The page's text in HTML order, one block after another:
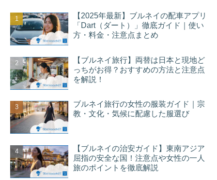
【2025年最新】ブルネイの配車アプリ
「Dart（ダート）」徹底ガイド｜使い
方・料金・注意点まとめ
【ブルネイ旅行】両替は日本と現地ど
っちがお得？おすすめの方法と注意点
を解説！
ブルネイ旅行の女性の服装ガイド｜宗
教・文化・気候に配慮した服選び
【ブルネイの治安ガイド】東南アジア
屈指の安全な国！注意点や女性の一人
旅のポイントを徹底解説